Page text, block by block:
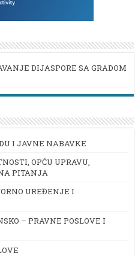
DIJASPORE SA GRADOM
I JAVNE NABAVKE
OPĆU UPRAVU,
PITANJA
UREĐENJE I
– PRAVNE POSLOVE I